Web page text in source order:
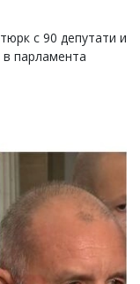
с 90 депутати и
парламента